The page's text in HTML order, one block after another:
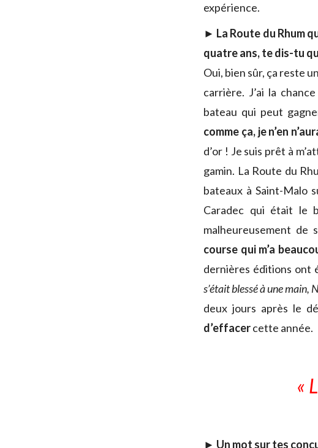
expérience.
► La Route du Rhum
quatre ans, te dis-tu
Oui, bien sûr, ça reste
carrière. J’ai la
bateau qui peut
comme ça, je n’en
d’or ! Je suis prêt à
gamin. La Route du
bateaux à Saint-Malo
Caradec qui était le
malheureusement de
course qui m’a
dernières éditions ont
s’était blessé à une main,
deux jours après le
d’effacercette année.
«
► Un mot sur tes